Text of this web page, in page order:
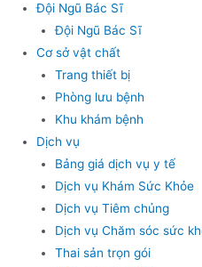
Đội Ngũ Bác Sĩ
Đội Ngũ Bác Sĩ
Cơ sở vật chất
Trang thiết bị
Phòng lưu bệnh
Khu khám bệnh
Dịch vụ
Bảng giá dịch vụ y tế
Dịch vụ Khám Sức Khỏe
Dịch vụ Tiêm chủng
Dịch vụ Chăm sóc sức
Thai sản trọn gói